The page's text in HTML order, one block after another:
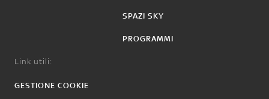
SPAZI SKY
PROGRAMMI
Link utili:
GESTIONE COOKIE